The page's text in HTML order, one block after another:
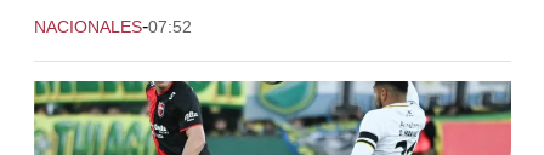
NACIONALES-07:52